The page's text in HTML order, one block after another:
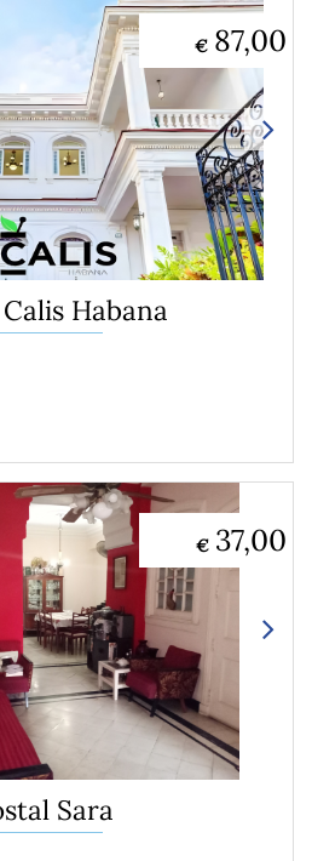
87,00
€
Habana
37,00
€
Sara